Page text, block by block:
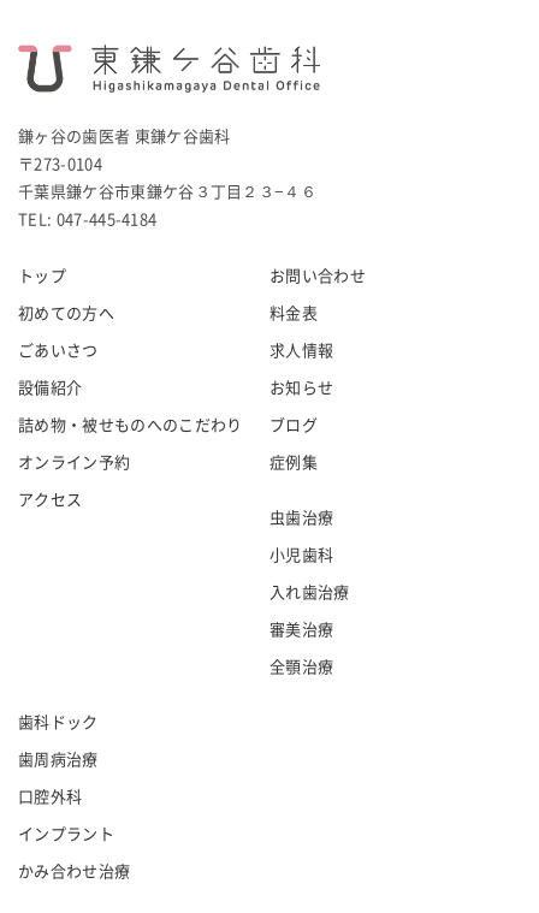
鎌ヶ谷の歯医者 東鎌ケ谷歯科
〒273-0104
千葉県鎌ケ谷市東鎌ケ谷３丁目２３−４６
TEL: 047-445-4184
トップ
初めての方へ
ごあいさつ
設備紹介
詰め物・被せものへのこだわり
オンライン予約
アクセス
お問い合わせ
料金表
求人情報
お知らせ
ブログ
症例集
虫歯治療
小児歯科
入れ歯治療
審美治療
全顎治療
歯科ドック
歯周病治療
口腔外科
インプラント
かみ合わせ治療